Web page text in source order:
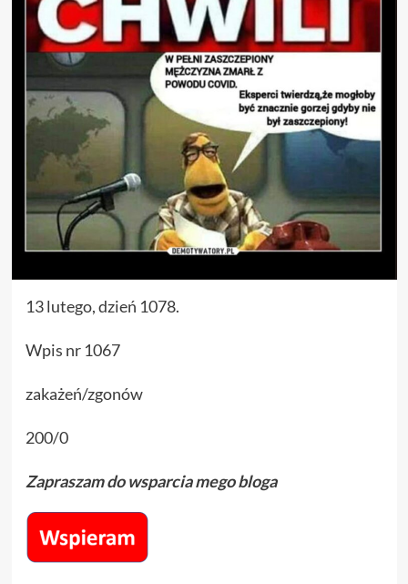
13 lutego, dzień 1078.
Wpis nr 1067
zakażeń/zgonów
200/0
Zapraszam do wsparcia mego bloga